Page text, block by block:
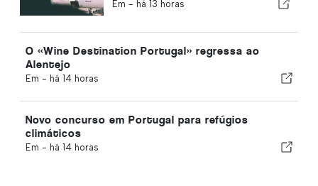
Em - há 13 horas
O «Wine Destination Portugal» regressa ao
Alentejo
Em - há 14 horas
Novo concurso em Portugal para refúgios
climáticos
Em - há 14 horas